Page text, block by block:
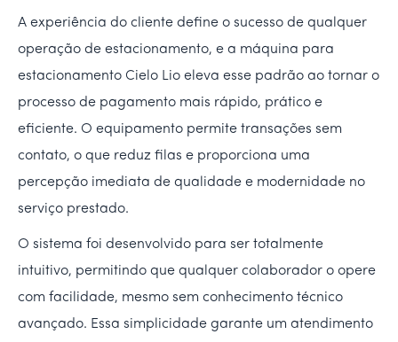
A experiência do cliente define o sucesso de qualquer
operação de estacionamento, e a máquina para
estacionamento Cielo Lio eleva esse padrão ao tornar o
processo de pagamento mais rápido, prático e
eficiente. O equipamento permite transações sem
contato, o que reduz filas e proporciona uma
percepção imediata de qualidade e modernidade no
serviço prestado.
O sistema foi desenvolvido para ser totalmente
intuitivo, permitindo que qualquer colaborador o opere
com facilidade, mesmo sem conhecimento técnico
avançado. Essa simplicidade garante um atendimento